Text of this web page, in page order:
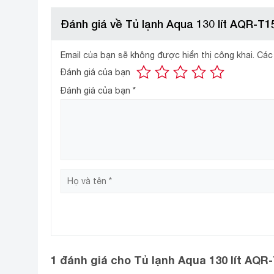
Công nghệ Nano Fresh Ag+ diệt khuẩn, khử
Các phân tử bạc có kích thước siêu nhỏ kết hợp
đây, không khí bên trong luôn luôn sạch khuẩn và
Đánh giá về Tủ lạnh Aqua 130 lít AQR-
Email của bạn sẽ không được hiển thị công khai.
Đánh giá của bạn
Đánh giá của bạn *
1 đánh giá cho Tủ lạnh Aqua 130 lít AQR-